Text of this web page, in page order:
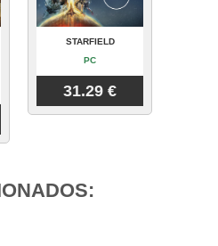
STARFIELD
PC
31.29 €